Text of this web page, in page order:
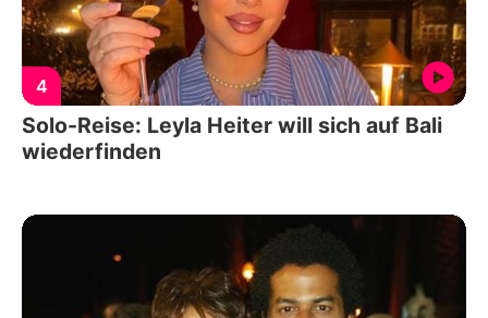
4
Solo-Reise: Leyla Heiter will sich auf Bali
wiederfinden